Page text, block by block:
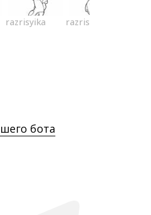
razrisyika razrisyika
бота